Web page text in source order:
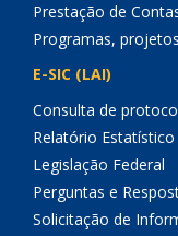
Prestação de
Programas,
E-SIC (LAI)
Consulta de
Relatório Estatístico
Legislação Federal
Perguntas e
Solicitação de